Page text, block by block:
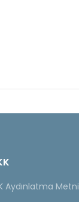
Aydınlatma Metni